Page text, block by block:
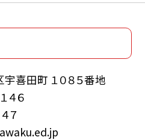
喜田町 １０８５番地
４６
７